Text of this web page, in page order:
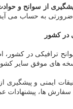
از سوانح و
به حساب می آید.
كشور
ترافیكی در
های موفق سایر
فعالیت ۱۳ ساله
سفارش ها،